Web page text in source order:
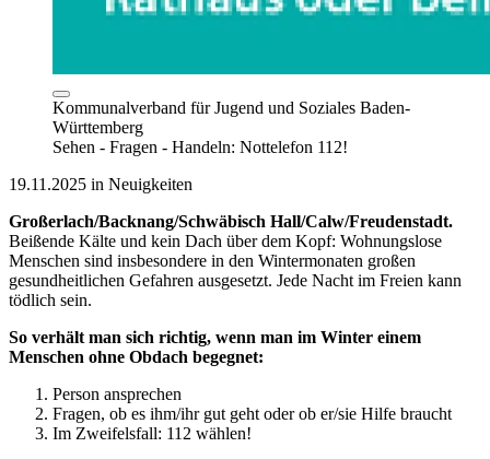
Kommunalverband für Jugend und Soziales Baden-
Württemberg
Sehen - Fragen - Handeln: Nottelefon 112!
19.11.2025 in Neuigkeiten
Großerlach/Backnang/Schwäbisch Hall/Calw/Freudenstadt.
Beißende Kälte und kein Dach über dem Kopf: Wohnungslose
Menschen sind insbesondere in den Wintermonaten großen
gesundheitlichen Gefahren ausgesetzt. Jede Nacht im Freien kann
tödlich sein.
So verhält man sich richtig, wenn man im Winter einem
Menschen ohne Obdach begegnet:
Person ansprechen
Fragen, ob es ihm/ihr gut geht oder ob er/sie Hilfe braucht
Im Zweifelsfall: 112 wählen!